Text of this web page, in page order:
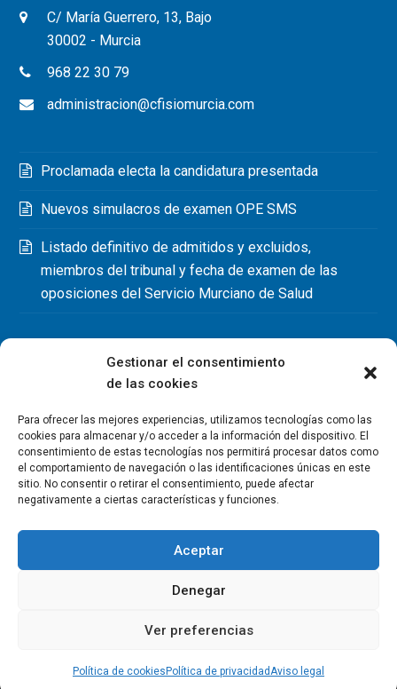
Gestionar el consentimiento
de las cookies
Para ofrecer las mejores experiencias, utilizamos tecnologías como las
cookies para almacenar y/o acceder a la información del dispositivo. El
consentimiento de estas tecnologías nos permitirá procesar datos como
el comportamiento de navegación o las identificaciones únicas en este
sitio. No consentir o retirar el consentimiento, puede afectar
negativamente a ciertas características y funciones.
Aceptar
Denegar
Ver preferencias
Política de cookies Política de privacidadAviso legal
C/ María Guerrero, 13, Bajo
30002 - Murcia
968 22 30 79
administracion@cfisiomurcia.com
Proclamada electa la candidatura presentada
Nuevos simulacros de examen OPE SMS
Listado definitivo de admitidos y excluidos,
miembros del tribunal y fecha de examen de las
oposiciones del Servicio Murciano de Salud
Copyright Colegio Oficial de Fisioterapeutas de la Región de
Contacto